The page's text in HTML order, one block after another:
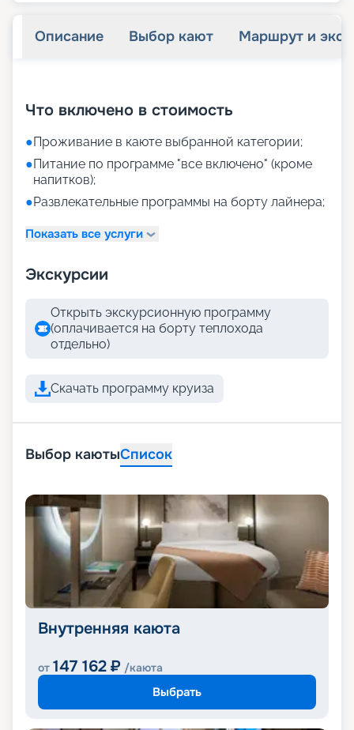
Описание Выбор кают Маршрут и
Что включено в стоимость
●Проживание в каюте выбранной категории;
●Питание по программе "все включено" (кроме
напитков);
●Развлекательные программы на борту лайнера;
Показать все услуги
Экскурсии
Открыть экскурсионную программу
(оплачивается на борту теплохода
отдельно)
Скачать программу круиза
Выбор каютыСписок
Внутренняя каюта
от 147 162 ₽ /каюта
Выбрать